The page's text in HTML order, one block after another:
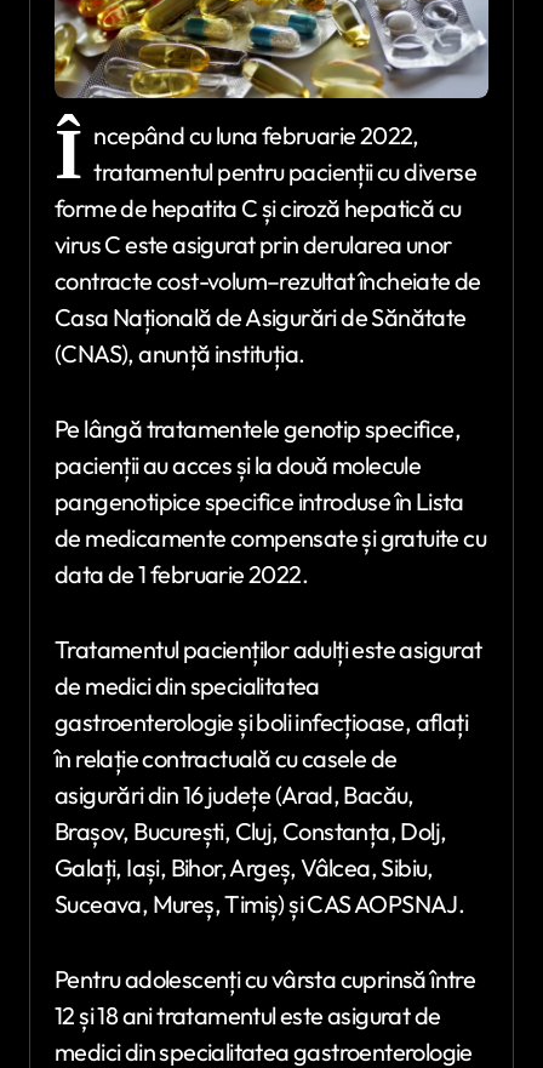
Î ncepând cu luna februarie 2022,
tratamentul pentru pacienții cu diverse
forme de hepatita C și ciroză hepatică cu
virus C este asigurat prin derularea unor
contracte cost-volum–rezultat încheiate de
Casa Națională de Asigurări de Sănătate
(CNAS), anunță instituția.
Pe lângă tratamentele genotip specifice,
pacienții au acces și la două molecule
pangenotipice specifice introduse în Lista
de medicamente compensate și gratuite cu
data de 1 februarie 2022.
Tratamentul pacienților adulți este asigurat
de medici din specialitatea
gastroenterologie și boli infecțioase, aflați
în relație contractuală cu casele de
asigurări din 16 județe (Arad, Bacău,
Brașov, București, Cluj, Constanța, Dolj,
Galați, Iași, Bihor, Argeș, Vâlcea, Sibiu,
Suceava, Mureș, Timiș) și CAS AOPSNAJ.
Pentru adolescenți cu vârsta cuprinsă între
12 și 18 ani tratamentul este asigurat de
medici din specialitatea gastroenterologie